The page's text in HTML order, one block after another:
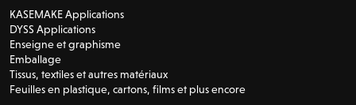
KASEMAKE Applications
DYSS Applications
Enseigne et graphisme
Emballage
Tissus, textiles et autres matériaux
Feuilles en plastique, cartons, films et plus encore